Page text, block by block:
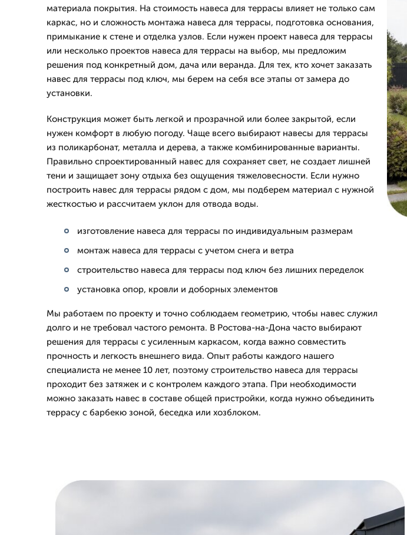
материала покрытия. На стоимость навеса для террасы влияет не только сам
каркас, но и сложность монтажа навеса для террасы, подготовка основания,
примыкание к стене и отделка узлов. Если нужен проект навеса для террасы
или несколько проектов навеса для террасы на выбор, мы предложим
решения под конкретный дом, дача или веранда. Для тех, кто хочет заказать
навес для террасы под ключ, мы берем на себя все этапы от замера до
установки.
Конструкция может быть легкой и прозрачной или более закрытой, если
нужен комфорт в любую погоду. Чаще всего выбирают навесы для террасы
из поликарбонат, металла и дерева, а также комбинированные варианты.
Правильно спроектированный навес для сохраняет свет, не создает лишней
тени и защищает зону отдыха без ощущения тяжеловесности. Если нужно
построить навес для террасы рядом с дом, мы подберем материал с нужной
жесткостью и рассчитаем уклон для отвода воды.
изготовление навеса для террасы по индивидуальным размерам
монтаж навеса для террасы с учетом снега и ветра
строительство навеса для террасы под ключ без лишних переделок
установка опор, кровли и доборных элементов
Мы работаем по проекту и точно соблюдаем геометрию, чтобы навес служил
долго и не требовал частого ремонта. В Ростова-на-Дона часто выбирают
решения для террасы с усиленным каркасом, когда важно совместить
прочность и легкость внешнего вида. Опыт работы каждого нашего
специалиста не менее 10 лет, поэтому строительство навеса для террасы
проходит без затяжек и с контролем каждого этапа. При необходимости
можно заказать навес в составе общей пристройки, когда нужно объединить
террасу с барбекю зоной, беседка или хозблоком.